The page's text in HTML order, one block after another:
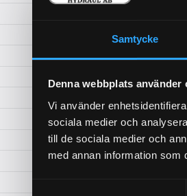
Samtycke
Denna webbplats använder
Vi använder
sociala medier och
till de sociala medier och
med annan information som